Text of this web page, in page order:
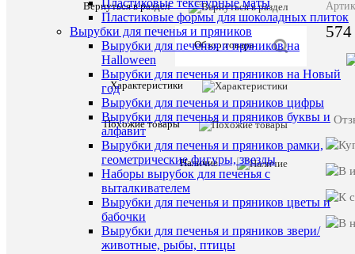
Пластиковые текстурные маты
Пластиковые формы для шоколадных плиток
Вырубки для печенья и пряников
Вырубки для печенья и пряников на
Halloween
Вырубки для печенья и пряников на Новый
год
Вырубки для печенья и пряников цифры
Вырубки для печенья и пряников буквы и
алфавит
Вырубки для печенья и пряников рамки,
геометрические фигуры, звезды
Наборы вырубок для печенья с
выталкивателем
Вырубки для печенья и пряников цветы и
бабочки
Вырубки для печенья и пряников звери/
животные, рыбы, птицы
Вернуться в раздел
Обзор товара
Характеристики
Похожие товары
Наличие
товара:
форма
создания
3D
Все
Артикул
02236
№429